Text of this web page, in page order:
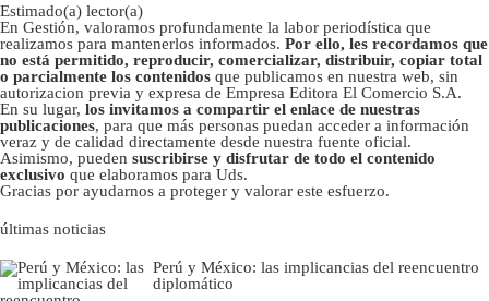
Estimado(a) lector(a)
En Gestión, valoramos profundamente la labor periodística que
realizamos para mantenerlos informados. Por ello, les recordamos que
no está permitido, reproducir, comercializar, distribuir, copiar total
o parcialmente los contenidos que publicamos en nuestra web, sin
autorizacion previa y expresa de Empresa Editora El Comercio S.A.
En su lugar, los invitamos a compartir el enlace de nuestras
publicaciones, para que más personas puedan acceder a información
veraz y de calidad directamente desde nuestra fuente oficial.
Asimismo, pueden suscribirse y disfrutar de todo el contenido
exclusivo que elaboramos para Uds.
Gracias por ayudarnos a proteger y valorar este esfuerzo.
últimas noticias
Perú y México: las implicancias del reencuentro
diplomático